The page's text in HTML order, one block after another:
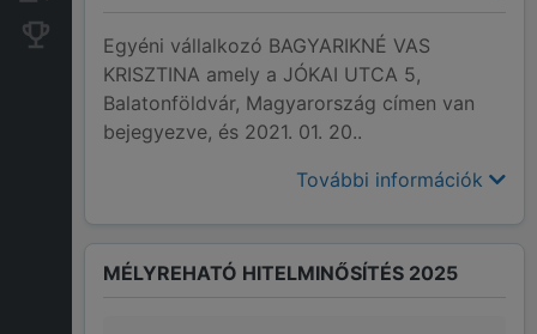
Konkurens cégek
Egyéni vállalkozó BAGYARIKNÉ VAS
KRISZTINA amely a JÓKAI UTCA 5,
Balatonföldvár, Magyarország címen van
bejegyezve, és 2021. 01. 20..
További információk
MÉLYREHATÓ HITELMINŐSÍTÉS 2025